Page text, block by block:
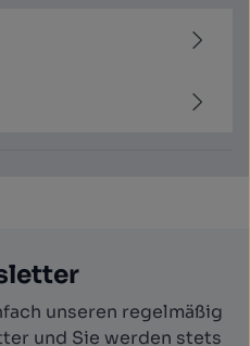
unseren regelmäßig
und Sie werden stets